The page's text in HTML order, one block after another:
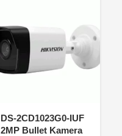
DS-2CD1023G0-IUF
2MP Bullet Kamera